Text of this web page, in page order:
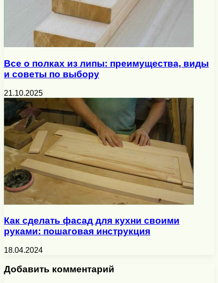
Все о полках из липы: преимущества, виды
и советы по выбору
21.10.2025
Как сделать фасад для кухни своими
руками: пошаговая инструкция
18.04.2024
Добавить комментарий